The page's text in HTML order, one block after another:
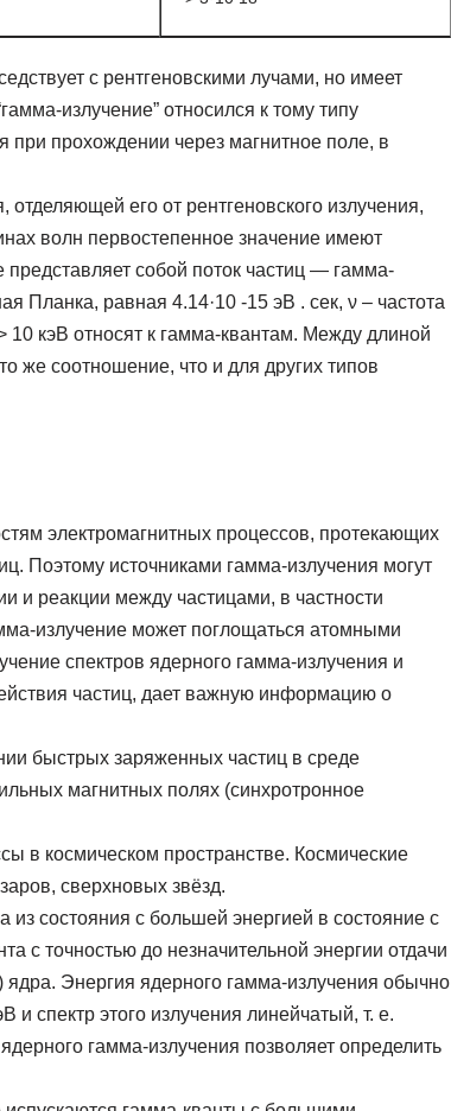
с рентгеновскими лучами, но имеет
излучение” относился к тому типу
при прохождении через магнитное поле, в
его от рентгеновского излучения,
волн первостепенное значение имеют
собой поток частиц — гамма-
Планка, равная 4.14·10 -15 эВ . сек, ν – частота
кэВ относят к гамма-квантам. Между длиной
же соотношение, что и для других типов
электромагнитных процессов, протекающих
Поэтому источниками гамма-излучения могут
и реакции между частицами, в частности
излучение может поглощаться атомными
спектров ядерного гамма-излучения и
частиц, дает важную информацию о
быстрых заряженных частиц в среде
магнитных полях (синхротронное
в космическом пространстве. Космические
сверхновых звёзд.
из состояния с большей энергией в состояние с
с точностью до незначительной энергии отдачи
ядра. Энергия ядерного гамма-излучения обычно
и спектр этого излучения линейчатый, т. е.
гамма-излучения позволяет определить